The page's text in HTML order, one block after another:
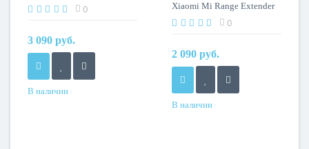
RD15
0
3 090 руб.
В наличии
Xiaomi Mi Range Extender
AC1200 (DVB4348GL) EU
0
2 090 руб.
В наличии